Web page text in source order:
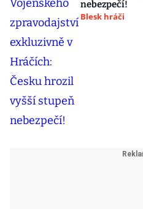
nebezpečí!
Blesk hráči